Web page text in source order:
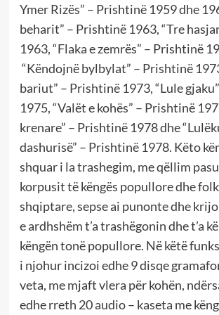
Ymer Rizës” – Prishtinë 1959 dhe
beharit” – Prishtinë 1963, “Tre
1963, “Flaka e zemrës” – Prishtinë
“Këndojnë bylbylat” – Prishtinë
bariut” – Prishtinë 1973, “Lule
1975, “Valët e kohës” – Prishtinë
krenare” – Prishtinë 1978 dhe
dashurisë” – Prishtinë 1978. Këto
shquar i la trashegim, me qëllim
korpusit të këngës popullore dhe
shqiptare, sepse ai punonte dhe
e ardhshëm t’a trashëgonin dhe t’a
këngën tonë popullore. Në këtë
i njohur incizoi edhe 9 disqe
veta, me mjaft vlera për kohën,
edhe rreth 20 audio – kaseta me